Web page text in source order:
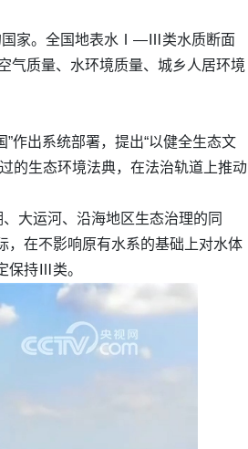
国家。全国地表水Ⅰ—Ⅲ类水质断面
气质量、水环境质量、城乡人居环境
作出系统部署，提出“以健全生态文
的生态环境法典，在法治轨道上推动
大运河、沿海地区生态治理的同
，在不影响原有水系的基础上对水体
保持Ⅲ类。